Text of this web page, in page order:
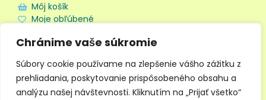
Chránime vaše súkromie
Súbory cookie používame na zlepšenie vášho zážitku z
prehliadania, poskytovanie prispôsobeného obsahu a
analýzu našej návštevnosti. Kliknutím na „Prijať všetko“
Môj košík
Moje obľúbené
Obchodné podmienky